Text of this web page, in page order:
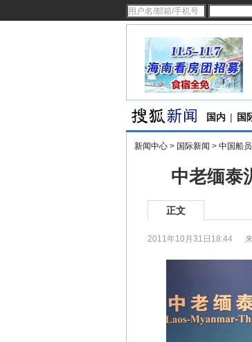
国内 | 国
新闻中心 > 国际新闻 > 中国船
中老缅泰
正文
2011年10月31日18:44